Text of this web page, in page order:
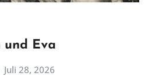
und Eva
Juli 28, 2026